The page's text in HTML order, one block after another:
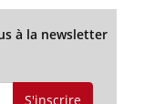
à la newsletter
S'inscrire